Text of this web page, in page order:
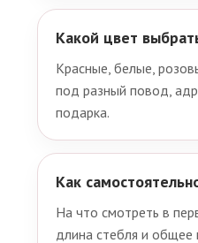
Какой цвет
Красные, белые,
под разный повод,
подарка.
Как
На что смотреть в
длина стебля и общее